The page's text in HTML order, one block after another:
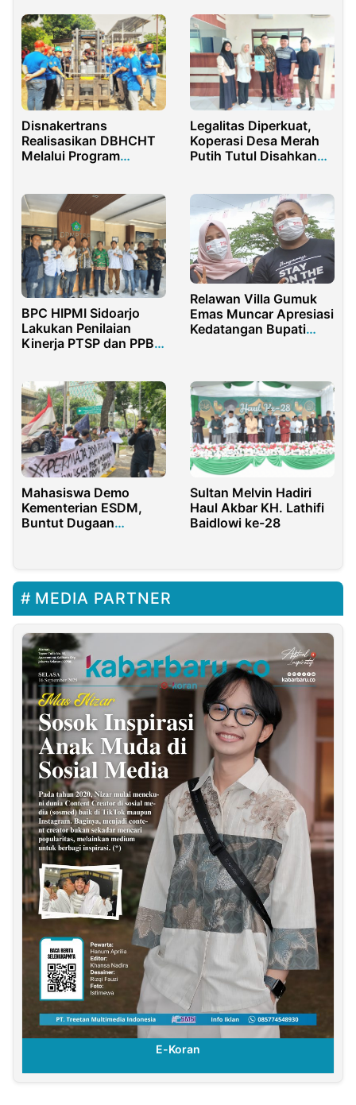
Disnakertrans
Realisasikan DBHCHT
Melalui Program
Legalitas Diperkuat,
Koperasi Desa Merah
Putih Tutul Disahkan
BPC HIPMI Sidoarjo
Lakukan Penilaian
Kinerja PTSP dan PPB
Relawan Villa Gumuk
Emas Muncar Apresiasi
Kedatangan Bupati
Mahasiswa Demo
Kementerian ESDM,
Buntut Dugaan
Jambi
Sultan Melvin Hadiri
Haul Akbar KH. Lathifi
Baidlowi ke-28
MEDIA PARTNER
E-Koran